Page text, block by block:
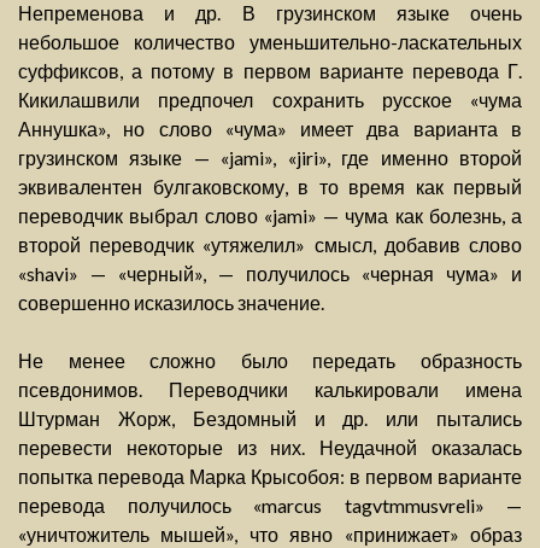
Непременова и др. В грузинском языке очень
небольшое количество уменьшительно-ласкательных
суффиксов, а потому в первом варианте перевода Г.
Кикилашвили предпочел сохранить русское «чума
Аннушка», но слово «чума» имеет два варианта в
грузинском языке — «jami», «jiri», где именно второй
эквивалентен булгаковскому, в то время как первый
переводчик выбрал слово «jami» — чума как болезнь, а
второй переводчик «утяжелил» смысл, добавив слово
«shavi» — «черный», — получилось «черная чума» и
совершенно исказилось значение.
Не менее сложно было передать образность
псевдонимов. Переводчики калькировали имена
Штурман Жорж, Бездомный и др. или пытались
перевести некоторые из них. Неудачной оказалась
попытка перевода Марка Крысобоя: в первом варианте
перевода получилось «marcus tagvtmmusvreli» —
«уничтожитель мышей», что явно «принижает» образ